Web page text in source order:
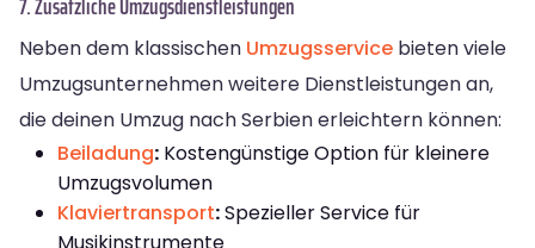
Neben dem klassischen Umzugsservice bieten viele
Umzugsunternehmen weitere Dienstleistungen an,
die deinen Umzug nach Serbien erleichtern können:
Beiladung: Kostengünstige Option für kleinere
Umzugsvolumen
Klaviertransport:Spezieller Service für
Musikinstrumente